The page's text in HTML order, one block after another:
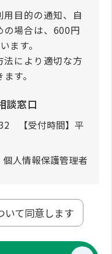
目的の通知、自
の場合は、600円
す。
により適切な方
す。
談窓口
【受付時間】平
人情報保護管理者
いて同意します